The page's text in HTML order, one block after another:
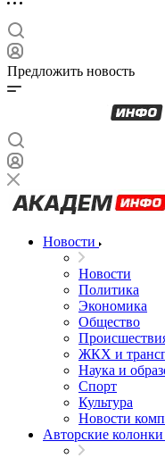
Предложить новость
Новости
Новости
Политика
Экономика
Общество
ЖКХ и
Наука и
Спорт
Культура
Новости
Авторские колонки